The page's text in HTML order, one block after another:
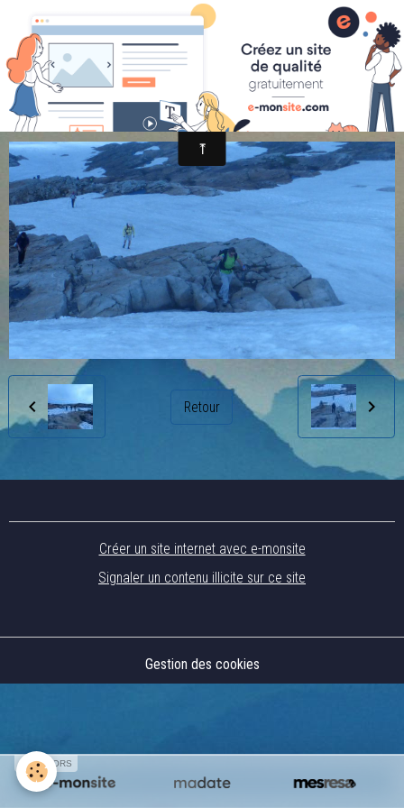
randonnée et découverte nature
a (30)
Retour
Créer un site internet avec e-monsite
Signaler un contenu illicite sur ce site
Gestion des cookies
SPONSORS